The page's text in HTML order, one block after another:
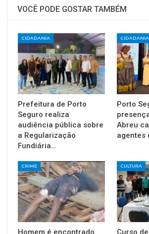
VOCÊ PODE GOSTAR TAMBÉM
CIDADANIA
Prefeitura de Porto
Seguro realiza
audiência pública sobre
a Regularização
Fundiária…
CIDADANIA
Porto
Abreu
agentes
CRIME
Homem é encontrado
CULTURA
Curso